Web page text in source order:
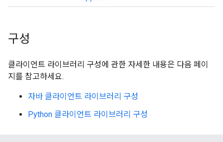
구성
클라이언트 라이브러리 구성에 관한 자세한 내용은 다음 페이
지를 참고하세요.
자바 클라이언트 라이브러리 구성
Python 클라이언트 라이브러리 구성